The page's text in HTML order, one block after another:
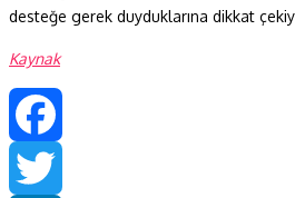
desteğe gerek duyduklarına dikkat
Kaynak
Facebook